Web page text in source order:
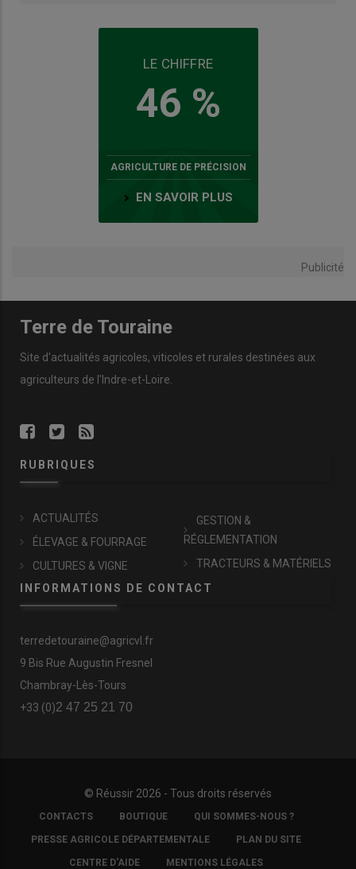
LE CHIFFRE
46 %
AGRICULTURE DE PRÉCISION
EN SAVOIR PLUS
Publicité
Terre de Touraine
Site d'actualités agricoles, viticoles et rurales destinées aux
agriculteurs de l'Indre-et-Loire.
RUBRIQUES
ACTUALITÉS
ÉLEVAGE & FOURRAGE
CULTURES & VIGNE
GESTION &
RÉGLEMENTATION
TRACTEURS & MATÉRIELS
INFORMATIONS DE CONTACT
terredetouraine@agricvl.fr
9 Bis Rue Augustin Fresnel
Chambray-Lès-Tours
+33 (0)2 47 25 21 70
© Réussir 2026 - Tous droits réservés
FOOTER
COPYRIGHT
CONTACTS BOUTIQUE QUI SOMMES-NOUS ?
PRESSE AGRICOLE DÉPARTEMENTALE PLAN DU SITE
CENTRE D'AIDE MENTIONS LÉGALES